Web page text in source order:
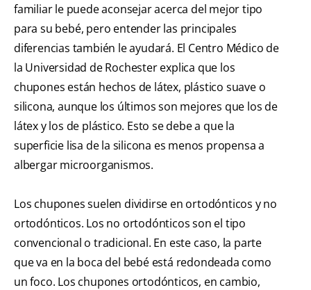
familiar le puede aconsejar acerca del mejor tipo
para su bebé, pero entender las principales
diferencias también le ayudará. El Centro Médico de
la Universidad de Rochester explica que los
chupones están hechos de látex, plástico suave o
silicona, aunque los últimos son mejores que los de
látex y los de plástico. Esto se debe a que la
superficie lisa de la silicona es menos propensa a
albergar microorganismos.
Los chupones suelen dividirse en ortodónticos y no
ortodónticos. Los no ortodónticos son el tipo
convencional o tradicional. En este caso, la parte
que va en la boca del bebé está redondeada como
un foco. Los chupones ortodónticos, en cambio,